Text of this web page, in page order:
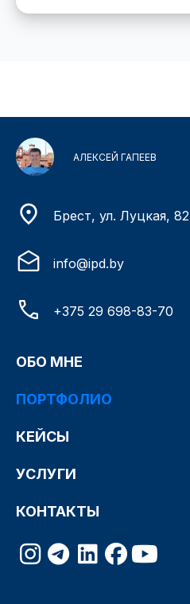
АЛЕКСЕЙ ГАПЕЕВ
Брест, ул. Луцкая, 82
info@ipd.by
+375 29 698-83-70
ОБО МНЕ
ПОРТФОЛИО
КЕЙСЫ
УСЛУГИ
КОНТАКТЫ